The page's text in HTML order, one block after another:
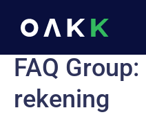
FAQ Group:
rekening